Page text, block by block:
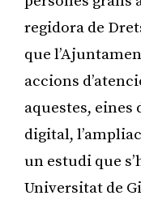
regidora de
que
accions
aquestes,
digital,
un estudi que
Universitat de